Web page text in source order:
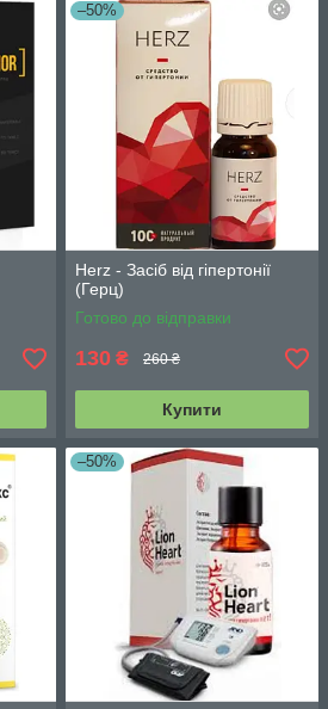
–50%
Herz - Засіб від гіпертонії
(Герц)
Готово до відправки
130 ₴ 260 ₴
Купити
–50%